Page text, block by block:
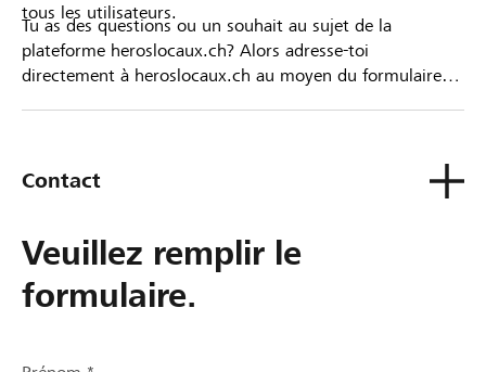
tous les utilisateurs.
Tu as des questions ou un souhait au sujet de la
plateforme heroslocaux.ch? Alors adresse-toi
directement à heroslocaux.ch au moyen du formulaire
Contact
Veuillez remplir le
formulaire.